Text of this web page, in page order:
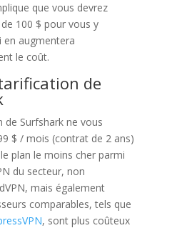
que vous devrez
100 $ pour vous y
en augmentera
le coût.
de
de Surfshark ne vous
$ / mois (contrat de 2 ans)
plan le moins cher parmi
du secteur, non
mais également
comparables, tels que
, sont plus coûteux